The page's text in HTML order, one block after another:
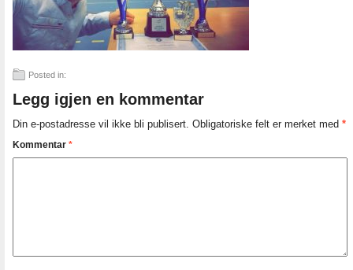
Posted in:
Legg igjen en kommentar
Din e-postadresse vil ikke bli publisert. Obligatoriske felt er merket med *
Kommentar *